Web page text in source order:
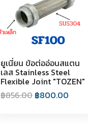
ยูเนี่ยน ข้อต่ออ่อนสแตน
เลส Stainless Steel
Flexible Joint "TOZEN"
฿856.00 ฿800.00